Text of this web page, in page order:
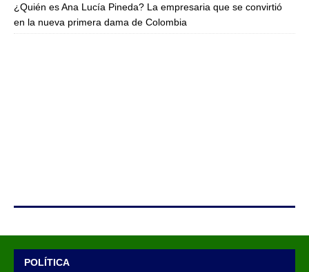
¿Quién es Ana Lucía Pineda? La empresaria que se convirtió
en la nueva primera dama de Colombia
POLÍTICA